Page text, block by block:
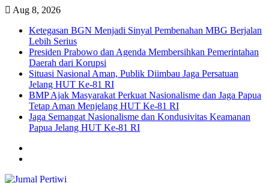
Skip
content
Aug 8, 2026
Ketegasan BGN Menjadi Sinyal Pembenahan MBG Berjalan
Lebih Serius
Presiden Prabowo dan Agenda Membersihkan Pemerintahan
Daerah dari Korupsi
Situasi Nasional Aman, Publik Diimbau Jaga Persatuan
Jelang HUT Ke-81 RI
BMP Ajak Masyarakat Perkuat Nasionalisme dan Jaga Papua
Tetap Aman Menjelang HUT Ke-81 RI
Jaga Semangat Nasionalisme dan Kondusivitas Keamanan
Papua Jelang HUT Ke-81 RI